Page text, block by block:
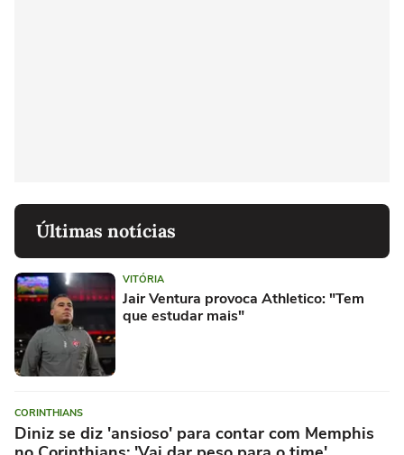
Últimas notícias
VITÓRIA
Jair Ventura provoca Athletico: "Tem
que estudar mais"
CORINTHIANS
Diniz se diz 'ansioso' para contar com Memphis